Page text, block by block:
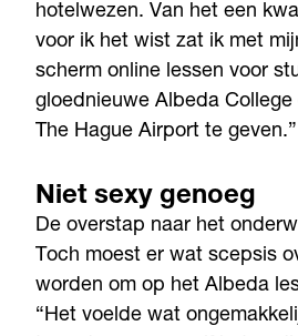
hotelwezen. Van het een
voor ik het wist zat ik met
scherm online lessen voor
gloednieuwe Albeda
The Hague Airport te geven.”
Niet sexy genoeg
De overstap naar het
Toch moest er wat scepsis
worden om op het Albeda
“Het voelde wat